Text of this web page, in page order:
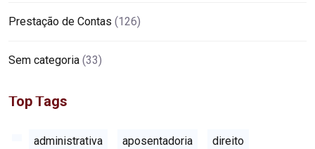
Prestação de Contas (126)
Sem categoria (33)
Top Tags
administrativa aposentadoria direito